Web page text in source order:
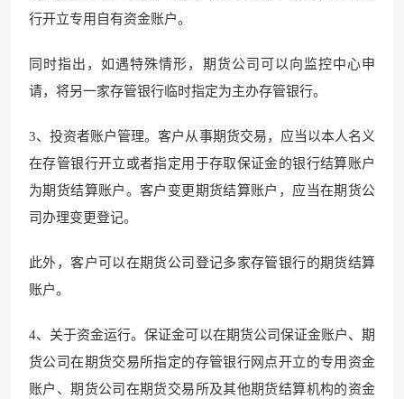
行开立专用自有资金账户。
同时指出，如遇特殊情形，期货公司可以向监控中心申
请，将另一家存管银行临时指定为主办存管银行。
3、投资者账户管理。客户从事期货交易，应当以本人名义
在存管银行开立或者指定用于存取保证金的银行结算账户
为期货结算账户。客户变更期货结算账户，应当在期货公
司办理变更登记。
此外，客户可以在期货公司登记多家存管银行的期货结算
账户。
4、关于资金运行。保证金可以在期货公司保证金账户、期
货公司在期货交易所指定的存管银行网点开立的专用资金
账户、期货公司在期货交易所及其他期货结算机构的资金